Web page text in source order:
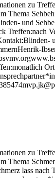
zu
Thema
und
Treffen:nach
zu
Thema
lass nach